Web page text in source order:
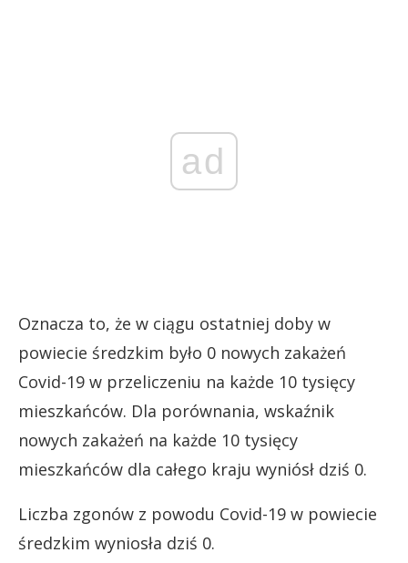
ad
Oznacza to, że w ciągu ostatniej doby w
powiecie średzkim było 0 nowych zakażeń
Covid-19 w przeliczeniu na każde 10 tysięcy
mieszkańców. Dla porównania, wskaźnik
nowych zakażeń na każde 10 tysięcy
mieszkańców dla całego kraju wyniósł dziś 0.
Liczba zgonów z powodu Covid-19 w powiecie
średzkim wyniosła dziś 0.